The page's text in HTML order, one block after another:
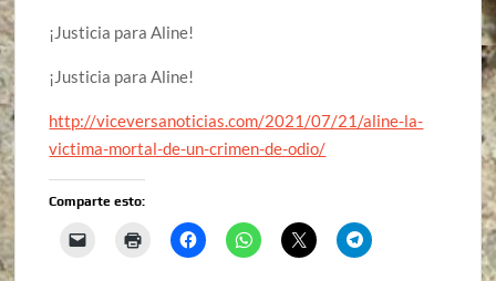
¡Justicia para Aline!
¡Justicia para Aline!
http://viceversanoticias.com/2021/07/21/aline-la-
victima-mortal-de-un-crimen-de-odio/
Comparte esto: